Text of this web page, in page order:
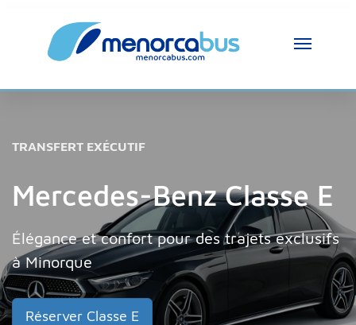
TRANSFERT EXÉCUTIF
Mercedes-Benz Classe E
Élégance et confort pour des trajets exclusifs
à Minorque
Réserver Classe E